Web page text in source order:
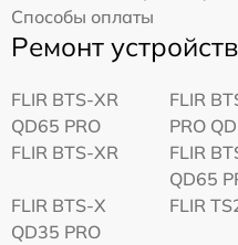
Способы оплаты
Ремонт устройств
FLIR BTS-XR
QD65 PRO
FLIR
PRO
FLIR BTS-XR
FLIR
QD65
FLIR BTS-X
QD35 PRO
FLIR